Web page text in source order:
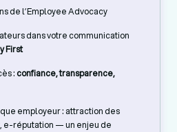
de l’Employee Advocacy
dans votre communication
First
:confiance, transparence,
employeur : attraction des
e-réputation — un enjeu de